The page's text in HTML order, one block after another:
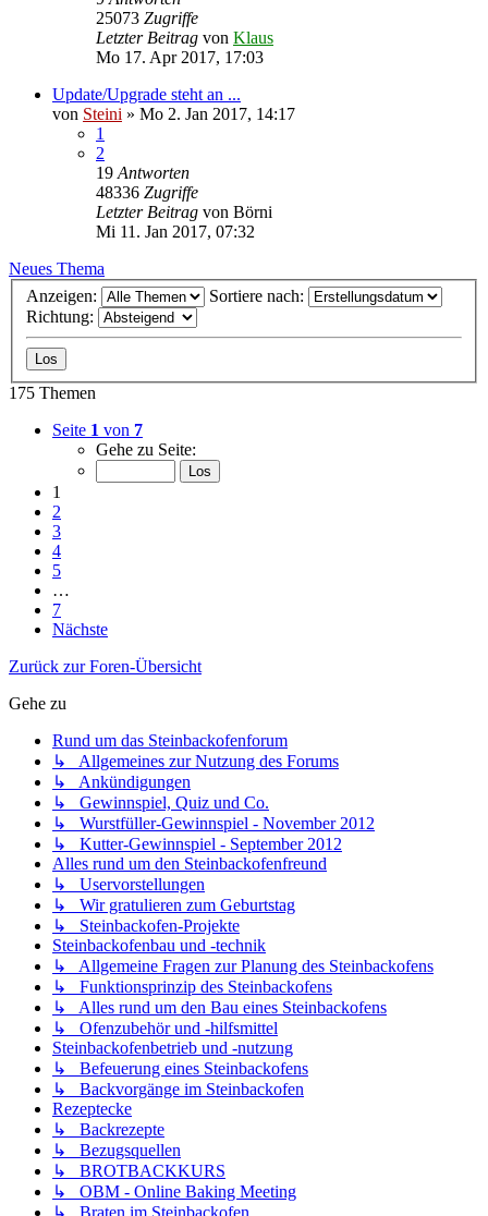
25073 Zugriffe
Letzter Beitrag von Klaus
Mo 17. Apr 2017, 17:03
Update/Upgrade steht an ...
von Steini » Mo 2. Jan 2017, 14:17
1
2
19 Antworten
48336 Zugriffe
Letzter Beitrag von Börni
Mi 11. Jan 2017, 07:32
Neues Thema
Anzeigen:
Sortiere nach:
Richtung:
175 Themen
Seite 1 von 7
Gehe zu Seite:
1
2
3
4
5
…
7
Nächste
Zurück zur Foren-Übersicht
Gehe zu
Rund um das Steinbackofenforum
↳ Allgemeines zur Nutzung des Forums
↳ Ankündigungen
↳ Gewinnspiel, Quiz und Co.
↳ Wurstfüller-Gewinnspiel - November 2012
↳ Kutter-Gewinnspiel - September 2012
Alles rund um den Steinbackofenfreund
↳ Uservorstellungen
↳ Wir gratulieren zum Geburtstag
↳ Steinbackofen-Projekte
Steinbackofenbau und -technik
↳ Allgemeine Fragen zur Planung des Steinbackofens
↳ Funktionsprinzip des Steinbackofens
↳ Alles rund um den Bau eines Steinbackofens
↳ Ofenzubehör und -hilfsmittel
Steinbackofenbetrieb und -nutzung
↳ Befeuerung eines Steinbackofens
↳ Backvorgänge im Steinbackofen
Rezeptecke
↳ Backrezepte
↳ Bezugsquellen
↳ BROTBACKKURS
↳ OBM - Online Baking Meeting